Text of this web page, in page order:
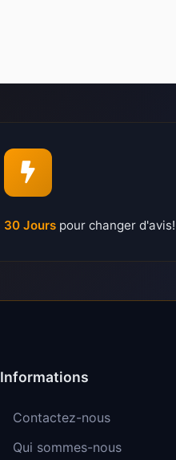
30 Jours pour changer d'avis!
Informations
Contactez-nous
Qui sommes-nous